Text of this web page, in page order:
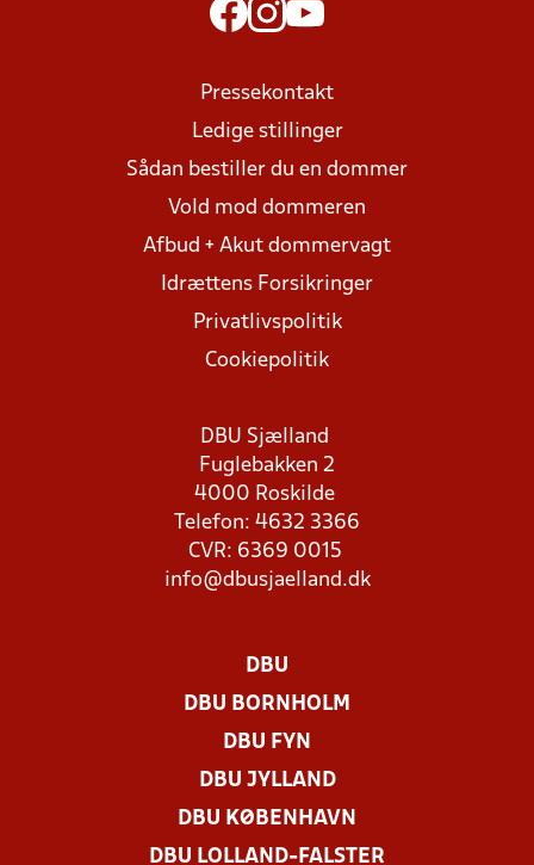
Pressekontakt
Ledige stillinger
Sådan bestiller du en dommer
Vold mod dommeren
Afbud + Akut dommervagt
Idrættens Forsikringer
Privatlivspolitik
Cookiepolitik
DBU Sjælland
Fuglebakken 2
4000 Roskilde
Telefon: 4632 3366
CVR: 6369 0015
info@dbusjaelland.dk
DBU
DBU BORNHOLM
DBU FYN
DBU JYLLAND
DBU KØBENHAVN
DBU LOLLAND-FALSTER